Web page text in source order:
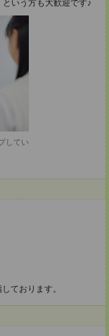
いう方も大歓迎です♪
してい
ております。